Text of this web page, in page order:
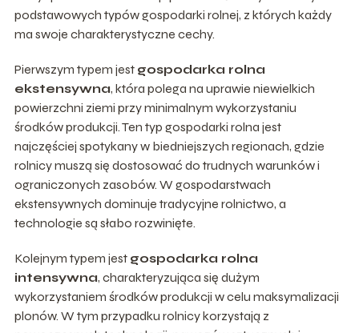
podstawowych typów gospodarki rolnej, z których każdy
ma swoje charakterystyczne cechy.
Pierwszym typem jest gospodarka rolna
ekstensywna, która polega na uprawie niewielkich
powierzchni ziemi przy minimalnym wykorzystaniu
środków produkcji. Ten typ gospodarki rolna jest
najczęściej spotykany w biedniejszych regionach, gdzie
rolnicy muszą się dostosować do trudnych warunków i
ograniczonych zasobów. W gospodarstwach
ekstensywnych dominuje tradycyjne rolnictwo, a
technologie są słabo rozwinięte.
Kolejnym typem jest gospodarka rolna
intensywna, charakteryzująca się dużym
wykorzystaniem środków produkcji w celu maksymalizacji
plonów. W tym przypadku rolnicy korzystają z